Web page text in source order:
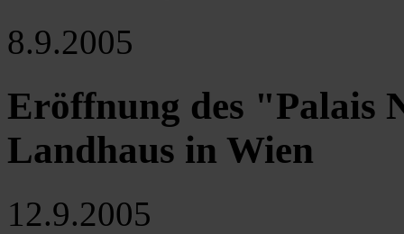
8.9.2005
Eröffnung des "Palais
Landhaus in Wien
12.9.2005